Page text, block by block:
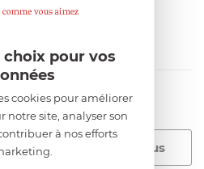
121/123/124
choix pour vos
cookies pour améliorer
notre site, analyser son
à nos efforts